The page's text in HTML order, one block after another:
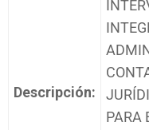
Descripción:
PARA